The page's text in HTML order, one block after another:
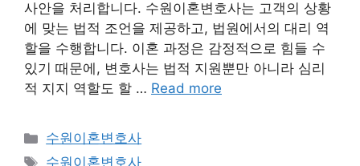
사안을 처리합니다. 수원이혼변호사는 고객의 상황
에 맞는 법적 조언을 제공하고, 법원에서의 대리 역
할을 수행합니다. 이혼 과정은 감정적으로 힘들 수
있기 때문에, 변호사는 법적 지원뿐만 아니라 심리
적 지지 역할도 할 … Read more
Categories
수원이혼변호사
Tags
수원이혼변호사